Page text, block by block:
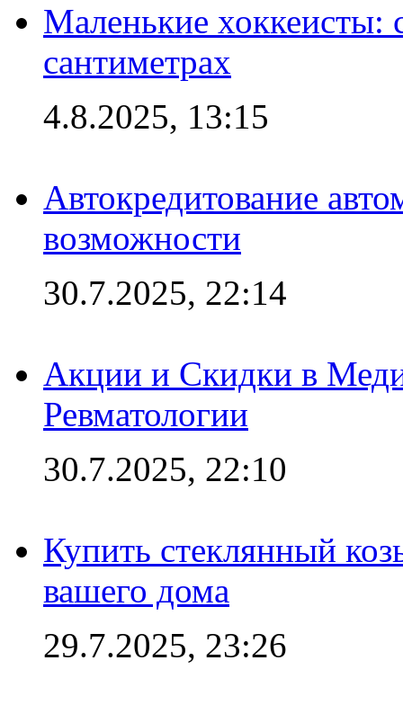
Маленькие хоккеисты:
сантиметрах
4.8.2025, 13:15
Автокредитование
возможности
30.7.2025, 22:14
Акции и Скидки в
Ревматологии
30.7.2025, 22:10
Купить стеклянный
вашего дома
29.7.2025, 23:26